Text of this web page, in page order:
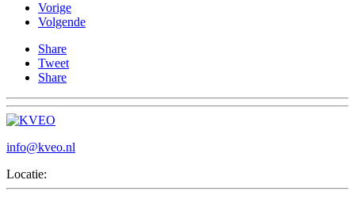
Vorige
Volgende
Share
Tweet
Share
info@kveo.nl
Locatie: